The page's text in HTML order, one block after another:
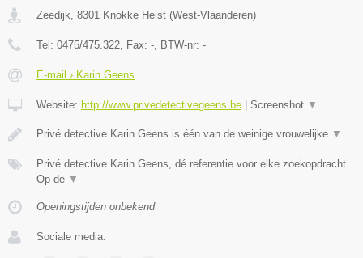
Zeedijk 8301 Knokke Heist (West-Vlaanderen)
Tel: 0475/475.322 , Fax: - , BTW-nr: -
E-mail › Karin Geens
Website: http://www.privedetectivegeens.be Screenshot ▼
Privé detective Karin Geens is één van de weinige vrouwelijke ▼
Privé detective Karin Geens, dé referentie voor elke zoekopdracht.
Op de ▼
Openingstijden onbekend
Sociale media: